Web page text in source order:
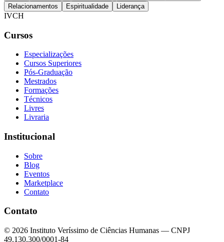
Relacionamentos
Espiritualidade Liderança
IVCH
Cursos
Especializações
Cursos Superiores
Pós-Graduação
Mestrados
Formações
Técnicos
Livres
Livraria
Institucional
Sobre
Blog
Eventos
Marketplace
Contato
Contato
© 2026 Instituto Veríssimo de Ciências Humanas — CNPJ
49.130.300/0001-84